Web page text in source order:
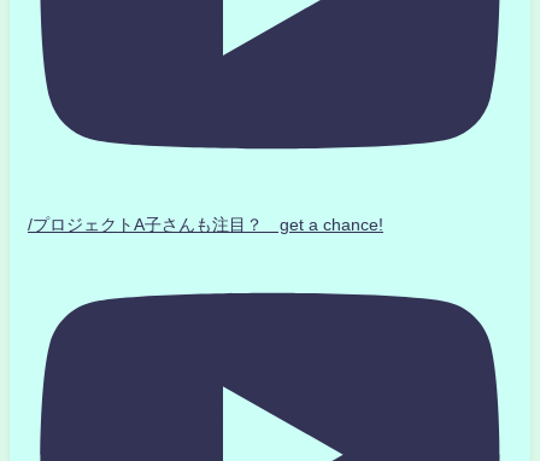
/プロジェクトA子さんも注目？ get a chance!